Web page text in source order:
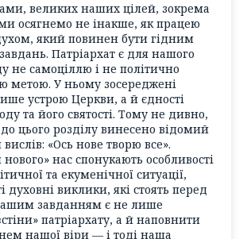
великих наших цілей, зокрема
осягнемо не інакше, як працею
який повинен бути гідним
Патріархат є для нашого
не самоціллю і не політично
метою. У ньому зосереджені
устрою Церкви, а й єдності
та його святості. Тому не дивно,
цього розділу винесено відомий
«Ось нове творю все».
нас спонукають особливості
та екуменічної ситуації,
духовні виклики, які стоять перед
завданням є не лише
патріархату, а й наповнити
нашої віри — і тоді наша